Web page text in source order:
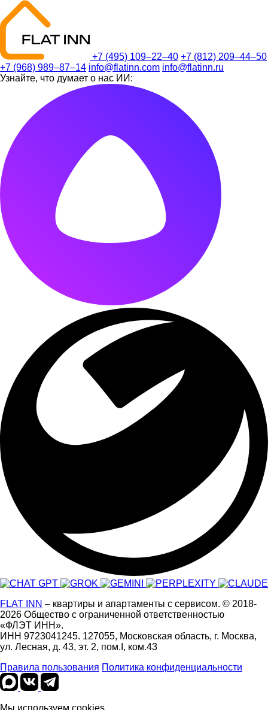
+7 (495) 109–22–40 +7 (812) 209–44–50
+7 (968) 989–87–14 info@flatinn.com info@flatinn.ru
Узнайте, что думает о нас ИИ:
FLAT INN – квартиры и апартаменты с сервисом. © 2018-
2026 Общество с ограниченной ответственностью
«ФЛЭТ ИНН».
ИНН 9723041245. 127055, Московская область, г. Москва,
ул. Лесная, д. 43, эт. 2, пом.I, ком.43
Правила пользования Политика конфиденциальности
Мы используем cookies